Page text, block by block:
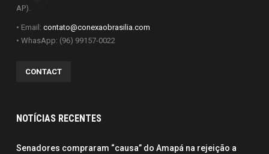
AP).
• Email: contato@conexaobrasilia.com
• WhasApp: (96) 99157-0022
CONTACT
NOTÍCIAS RECENTES
Senadores compraram “causa” do Amapá na rejeição a